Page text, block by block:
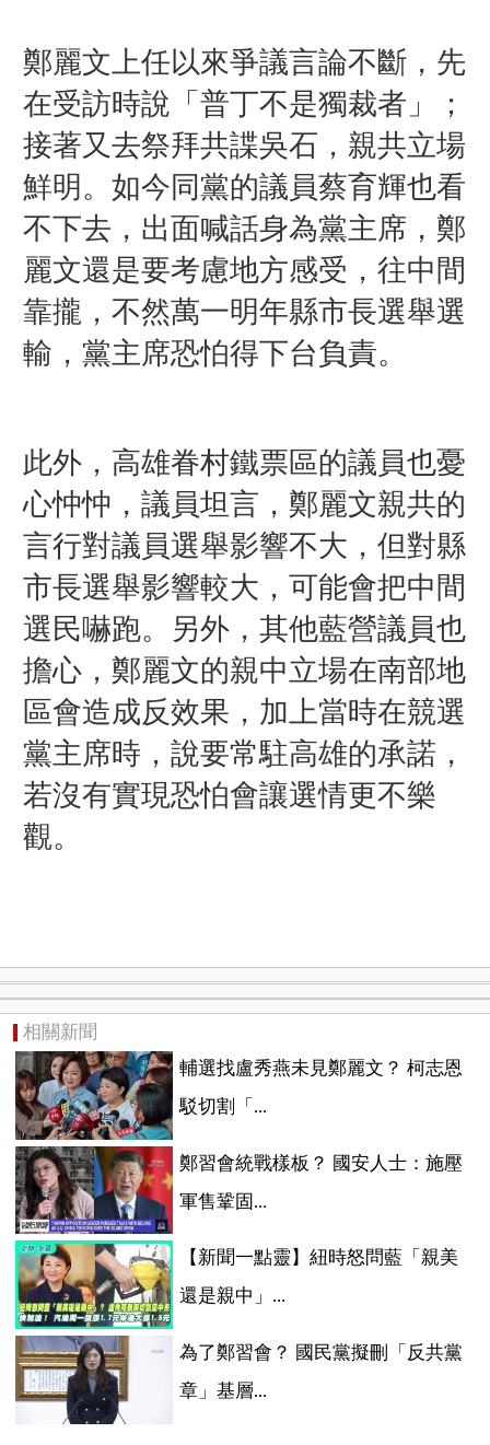
鄭麗文上任以來爭議言論不斷，先
在受訪時說「普丁不是獨裁者」；
接著又去祭拜共諜吳石，親共立場
鮮明。如今同黨的議員蔡育輝也看
不下去，出面喊話身為黨主席，鄭
麗文還是要考慮地方感受，往中間
靠攏，不然萬一明年縣市長選舉選
輸，黨主席恐怕得下台負責。
此外，高雄眷村鐵票區的議員也憂
心忡忡，議員坦言，鄭麗文親共的
言行對議員選舉影響不大，但對縣
市長選舉影響較大，可能會把中間
選民嚇跑。另外，其他藍營議員也
擔心，鄭麗文的親中立場在南部地
區會造成反效果，加上當時在競選
黨主席時，說要常駐高雄的承諾，
若沒有實現恐怕會讓選情更不樂
觀。
相關新聞
輔選找盧秀燕未見鄭麗文？ 柯志恩
駁切割「...
鄭習會統戰樣板？ 國安人士：施壓
軍售鞏固...
【新聞一點靈】紐時怒問藍「親美
還是親中」...
為了鄭習會？ 國民黨擬刪「反共黨
章」基層...